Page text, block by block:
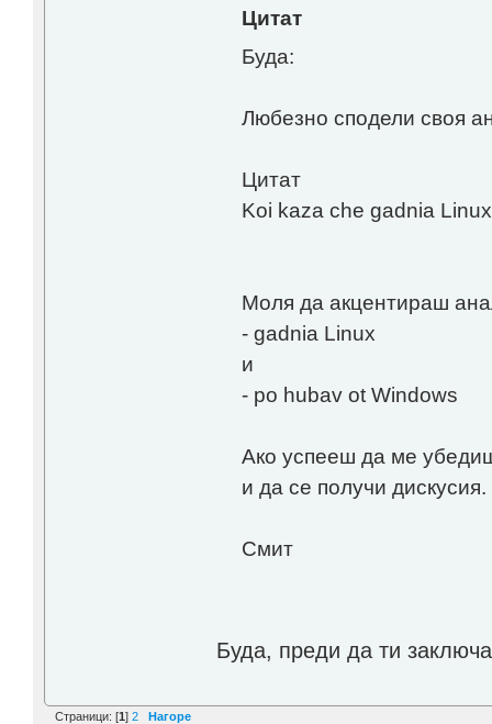
Цитат
Буда:
Любезно сподели своя
Цитат
Koi kaza che gadnia
Моля да акцентираш
- gadnia Linux
и
- po hubav ot Windows
Ако успееш да ме
и да се получи
Смит
Буда, преди да ти
Страници: [1] 2 Нагоре